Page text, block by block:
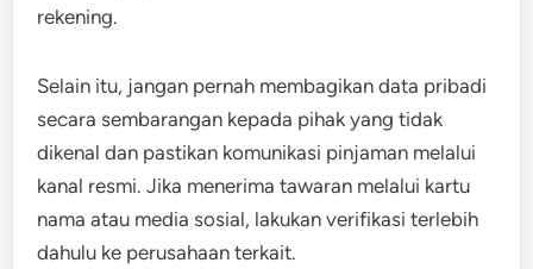
rekening.
Selain itu, jangan pernah membagikan data pribadi
secara sembarangan kepada pihak yang tidak
dikenal dan pastikan komunikasi pinjaman melalui
kanal resmi. Jika menerima tawaran melalui kartu
nama atau media sosial, lakukan verifikasi terlebih
dahulu ke perusahaan terkait.